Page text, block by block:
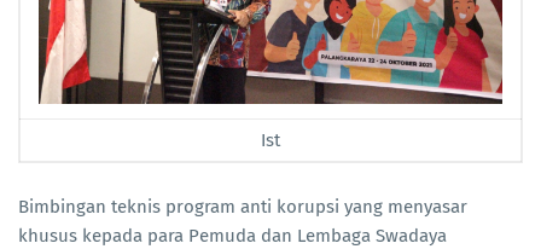
Ist
Bimbingan teknis program anti korupsi yang menyasar
khusus kepada para Pemuda dan Lembaga Swadaya